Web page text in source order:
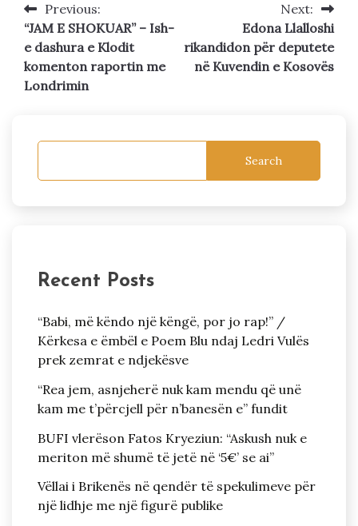
Post
navigation
Previous:
“JAM E SHOKUAR” – Ish-
e dashura e Klodit
komenton raportin me
Londrimin
Next:
Edona Llalloshi
rikandidon për deputete
në Kuvendin e Kosovës
Search
Recent Posts
“Babi, më këndo një këngë, por jo rap!” /
Kërkesa e ëmbël e Poem Blu ndaj Ledri Vulës
prek zemrat e ndjekësve
“Rea jem, asnjeherë nuk kam mendu që unë
kam me t’përcjell për n’banesën e” fundit
BUFI vlerëson Fatos Kryeziun: “Askush nuk e
meriton më shumë të jetë në ‘5€’ se ai”
Vëllai i Brikenës në qendër të spekulimeve për
një lidhje me një figurë publike